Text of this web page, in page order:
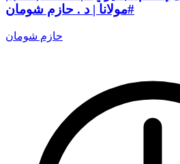
#مولانا | د . حازم شومان
حازم شومان